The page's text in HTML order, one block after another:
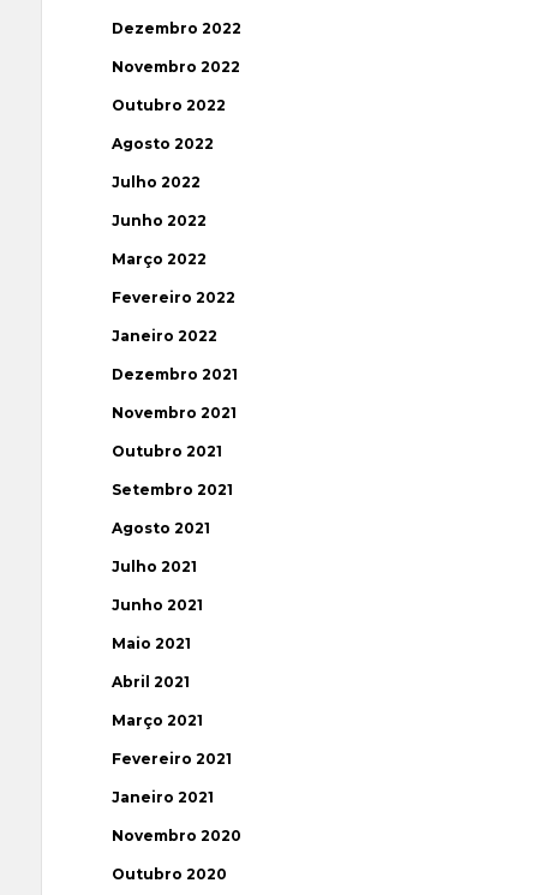
Dezembro 2022
Novembro 2022
Outubro 2022
Agosto 2022
Julho 2022
Junho 2022
Março 2022
Fevereiro 2022
Janeiro 2022
Dezembro 2021
Novembro 2021
Outubro 2021
Setembro 2021
Agosto 2021
Julho 2021
Junho 2021
Maio 2021
Abril 2021
Março 2021
Fevereiro 2021
Janeiro 2021
Novembro 2020
Outubro 2020